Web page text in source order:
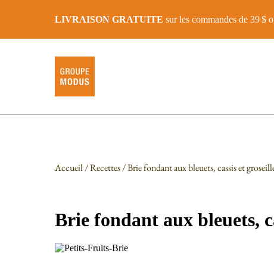
LIVRAISON GRATUITE sur les commandes de 39 $
Accueil/Recettes/ Brie fondant aux bleuets, cassis et
Brie fondant aux bleuets,